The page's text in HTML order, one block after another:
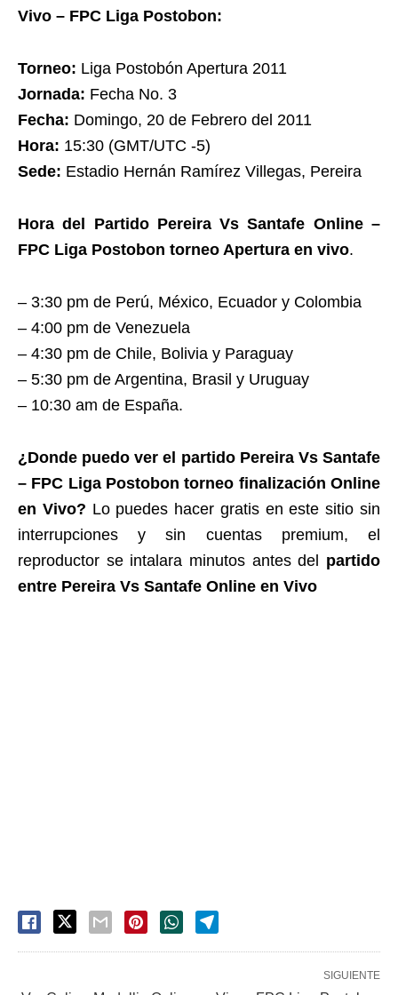
Vivo – FPC Liga Postobon:
Torneo: Liga Postobón Apertura 2011
Jornada: Fecha No. 3
Fecha: Domingo, 20 de Febrero del 2011
Hora: 15:30 (GMT/UTC -5)
Sede: Estadio Hernán Ramírez Villegas, Pereira
Hora del Partido Pereira Vs Santafe Online –
FPC Liga Postobon torneo Apertura en vivo.
– 3:30 pm de Perú, México, Ecuador y Colombia
– 4:00 pm de Venezuela
– 4:30 pm de Chile, Bolivia y Paraguay
– 5:30 pm de Argentina, Brasil y Uruguay
– 10:30 am de España.
¿Donde puedo ver el partido Pereira Vs Santafe
– FPC Liga Postobon torneo finalización Online
en Vivo? Lo puedes hacer gratis en este sitio sin
interrupciones y sin cuentas premium, el
reproductor se intalara minutos antes del partido
entre Pereira Vs Santafe Online en Vivo
SIGUIENTE